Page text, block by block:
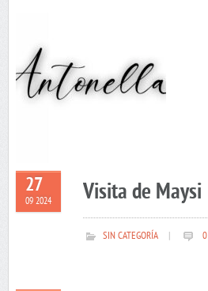
27
09 2024 Visita de Maysi
SIN CATEGORÍA 0